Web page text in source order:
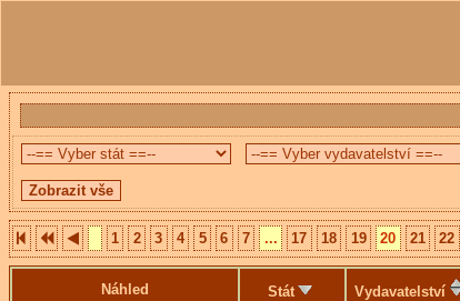
1 2 3 4 5 6 7 ... 17 18 19 20 21 22
Náhled Stát Vydavatelství